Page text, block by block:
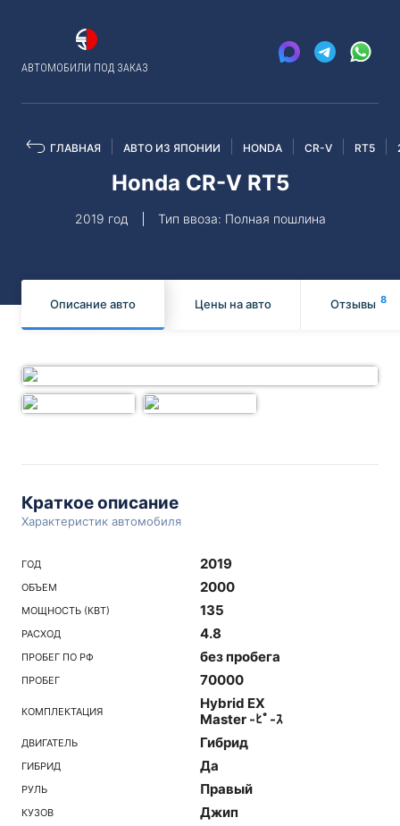
АВТОМОБИЛИ ПОД ЗАКАЗ
ГЛАВНАЯ АВТО ИЗ ЯПОНИИ HONDA CR-V RT5
Honda CR-V RT5
2019 год Тип ввоза: Полная пошлина
Описание авто Цены на авто Отзывы 8
Краткое описание
Характеристик автомобиля
ГОД 2019
ОБЪЕМ 2000
МОЩНОСТЬ (КВТ) 135
РАСХОД 4.8
ПРОБЕГ ПО РФ без пробега
ПРОБЕГ 70000
КОМПЛЕКТАЦИЯ
Hybrid EX
Master -ﾋﾟ-ｽ
ДВИГАТЕЛЬ Гибрид
ГИБРИД Да
РУЛЬ Правый
КУЗОВ Джип